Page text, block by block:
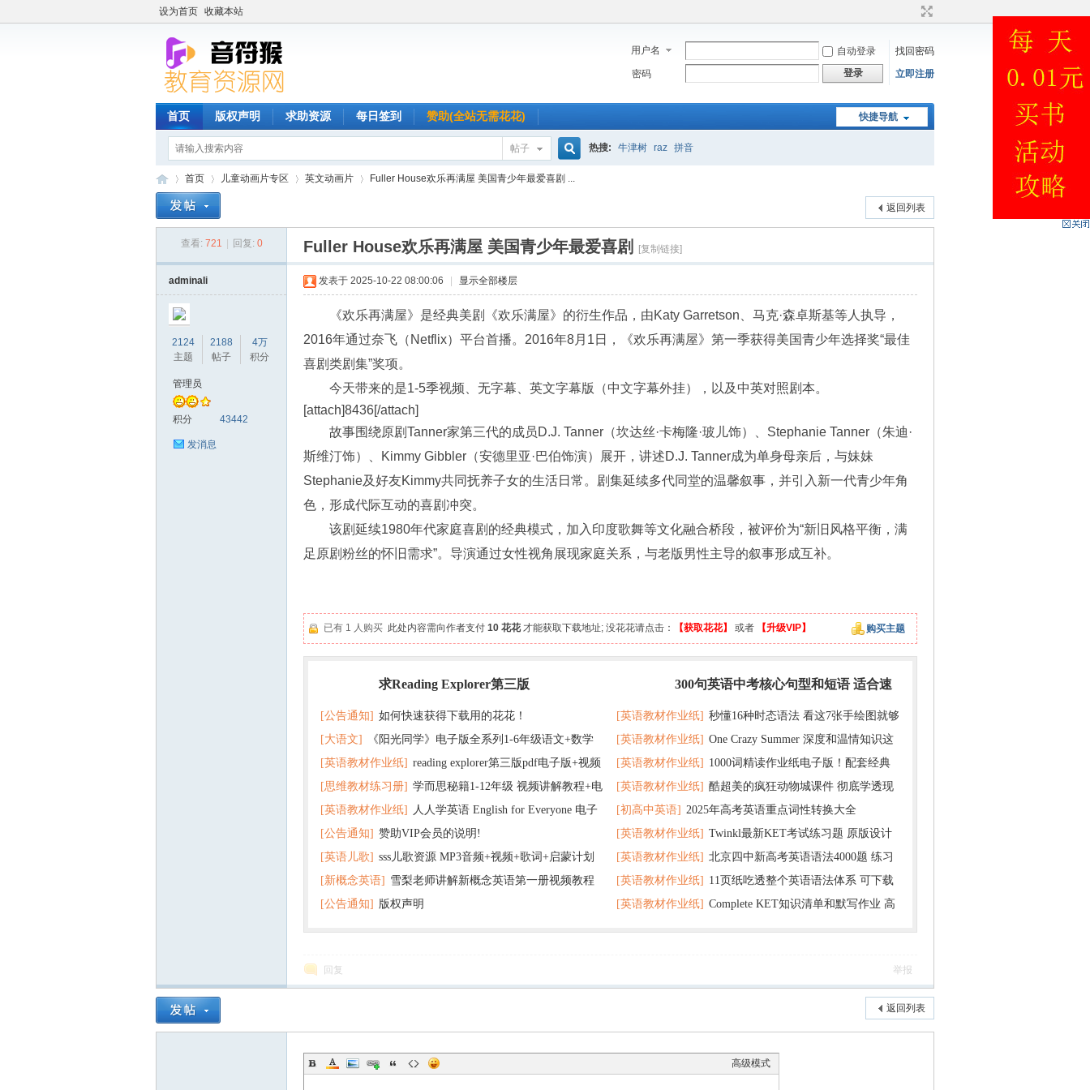
设为首页 收藏本站
用户名 自动登录
找回密码
密码
登录 立即注册
快捷导航
首页 版权声明 求助资源 每日签到 赞助(全站无需花花)
帖子
索
热搜: 牛津树 raz 拼音
首页
›
儿童动画片专区 英文动画片
›
Fuller House欢乐再满屋 美国青少年最爱喜剧 ...
返回列表
查看: 721 回复: 0 Fuller House欢乐再满屋 美国青少年最爱喜剧 [复制链接]
adminali
2124
主题
2188
帖子
4万
积分
管理员
积分 43442
发消息
发表于 2025-10-22 08:00:06 显示全部楼层
《欢乐再满屋》是经典美剧《欢乐满屋》的衍生作品，由Katy Garretson、马克·森卓斯基等人执导，
2016年通过奈飞（Netflix）平台首播。2016年8月1日，《欢乐再满屋》第一季获得美国青少年选择奖“最佳
喜剧类剧集”奖项。
今天带来的是1-5季视频、无字幕、英文字幕版（中文字幕外挂），以及中英对照剧本。
[attach]8436[/attach]
故事围绕原剧Tanner家第三代的成员D.J. Tanner（坎达丝·卡梅隆·玻儿饰）、Stephanie Tanner（朱迪·
斯维汀饰）、Kimmy Gibbler（安德里亚·巴伯饰演）展开，讲述D.J. Tanner成为单身母亲后，与妹妹
Stephanie及好友Kimmy共同抚养子女的生活日常。剧集延续多代同堂的温馨叙事，并引入新一代青少年角
色，形成代际互动的喜剧冲突。
该剧延续1980年代家庭喜剧的经典模式，加入印度歌舞等文化融合桥段，被评价为“新旧风格平衡，满
足原剧粉丝的怀旧需求”。导演通过女性视角展现家庭关系，与老版男性主导的叙事形成互补。
购买主题
已有 1 人购买 此处内容需向作者支付 10 花花才能获取下载地址; 没花花请点击： 【获取花花】 或者 【升级VIP】
求Reading Explorer第三版
[公告通知] 如何快速获得下载用的花花！
[大语文]
《阳光同学》电子版全系列1-6年级语文+数学
+英语
[英语教材作业纸] reading explorer第三版pdf电子版+视频
+音频 百度云网盘下载
[思维教材练习册] 学而思秘籍1-12年级 视频讲解教程+电
子版PDF全册 百度网盘
[英语教材作业纸] 人人学英语 English for Everyone 电子
版pdf 百度网盘下载
[公告通知] 赞助VIP会员的说明!
[英语儿歌] sss儿歌资源 MP3音频+视频+歌词+启蒙计划
百度云网盘下载
[新概念英语] 雪梨老师讲解新概念英语第一册视频教程
[公告通知] 版权声明
300句英语中考核心句型和短语 适合速
记 随便拿分
[英语教材作业纸] 秒懂16种时态语法 看这7张手绘图就够
了
[英语教材作业纸] One Crazy Summer 深度和温情知识这
个暑假读太应景了
[英语教材作业纸] 1000词精读作业纸电子版！配套经典
教材超好用
[英语教材作业纸] 酷超美的疯狂动物城课件 彻底学透现
在完成时
[初高中英语] 2025年高考英语重点词性转换大全
[英语教材作业纸] Twinkl最新KET考试练习题 原版设计
[英语教材作业纸] 北京四中新高考英语语法4000题 练习
题 可下载打印
[英语教材作业纸] 11页纸吃透整个英语语法体系 可下载
打印
[英语教材作业纸] Complete KET知识清单和默写作业 高
回复 举报
返回列表
高级模式